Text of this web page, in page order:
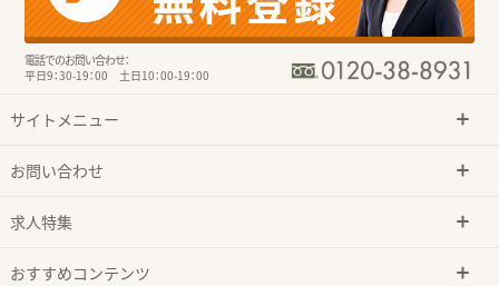
電話でのお問い合わせ：
平日9：30-19：00 土日10：00-19：00
サイトメニュー
お問い合わせ
求人特集
おすすめコンテンツ